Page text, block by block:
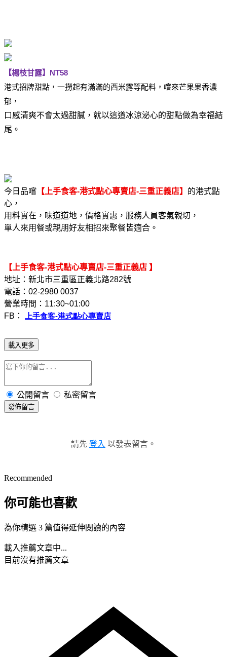
【楊枝甘露】 NT58
港式招牌甜點，一撈起有滿滿的西米露等配料 ，嚐來芒果果香濃
郁，
口感清爽不會太過甜膩，就以這道冰涼泌心的甜點做為幸福結
尾。
今日品嚐 【上手食客-港式點心專賣店-三重正義店】 的港式點
心，
用料實在，味道道地，價格實惠，服務人員客氣親切，
單人來用餐或親朋好友相招來聚餐皆適合。
【上手食客-港式點心專賣店-三重正義店 】
地址：新北市三重區正義北路282號
電話： 02-2980 0037
營業時間： 11:30~01:00
FB ： 上手食客-港式點心專賣店
載入更多
公開留言 私密留言
發佈留言
請先 登入 以發表留言。
Recommended
你可能也喜歡
為你精選 3 篇值得延伸閱讀的內容
載入推薦文章中...
目前沒有推薦文章